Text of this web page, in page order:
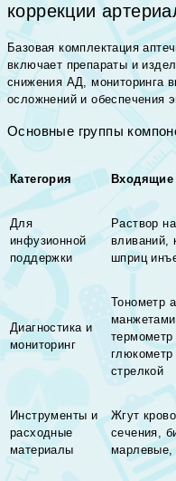
коррекции
Базовая комплектация
включает препараты и
снижения АД, мониторинга
осложнений и обеспечения
Основные группы
Категория Входящие
Для
инфузионной
поддержки
Раствор
вливаний,
шприц
Диагностика и
мониторинг
Тонометр
манжетами
термометр
стрелкой
Инструменты и
расходные
материалы
Жгут
сечения,
марлевые,